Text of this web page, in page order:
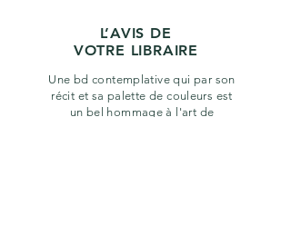
L’AVIS DE
VOTRE LIBRAIRE
Une bd contemplative qui par son
récit et sa palette de couleurs est
un bel hommage à l'art de